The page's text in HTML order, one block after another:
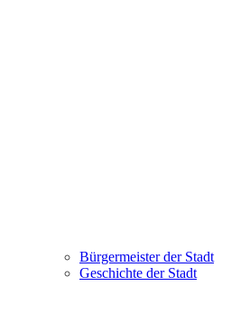
Bürgermeister der Stadt
Geschichte der Stadt